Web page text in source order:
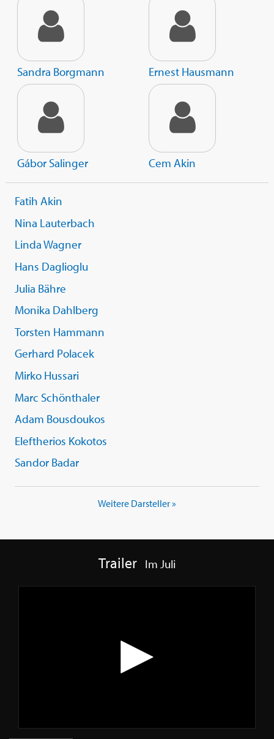
Sandra Borgmann Ernest Hausmann
Gábor Salinger Cem Akin
Fatih Akin
Nina Lauterbach
Linda Wagner
Hans Daglioglu
Julia Bähre
Monika Dahlberg
Torsten Hammann
Gerhard Polacek
Mirko Hussari
Marc Schönthaler
Adam Bousdoukos
Eleftherios Kokotos
Sandor Badar
Weitere Darsteller »
Trailer Im Juli